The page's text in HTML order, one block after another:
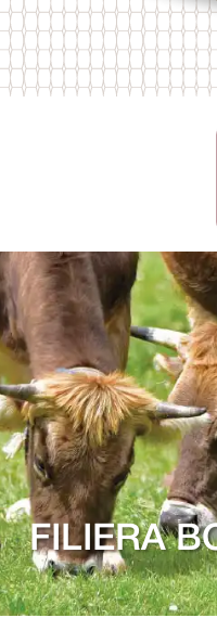
FILIERA